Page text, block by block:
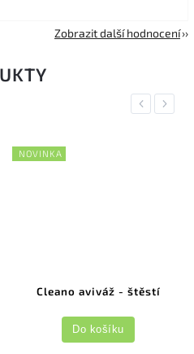
Zobrazit další hodnocení
Previous
NOVINKA
Cleano aviváž - štěstí
Do košíku
Next